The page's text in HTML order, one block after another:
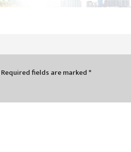
Required fields are marked*